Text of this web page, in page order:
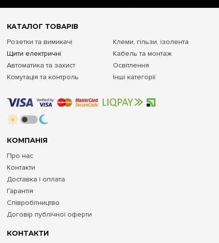
КОНТАКТИ
КОМПАНІЯ
Про нас
Контакти
Доставка і оплата
Гарантія
Співробітництво
Договір публічної оферти
КАТАЛОГ ТОВАРІВ
Розетки та вимикачі
Щити електричні
Автоматика та захист
Комутація та контроль
Клеми, гільзи, ізолента
Кабель та монтаж
Освітлення
Інші категорії